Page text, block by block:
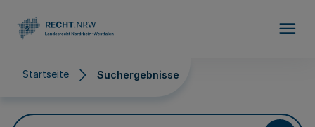
Startseite Suchergebnisse
Suchergebnisse